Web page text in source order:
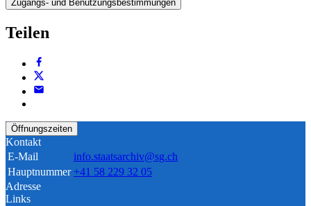
Zugangs- und Benutzungsbestimmungen
Teilen
Öffnungszeiten
Kontakt
E-Mail
info.staatsarchiv@sg.ch
Hauptnummer +41 58 229 32 05
Adresse
Links